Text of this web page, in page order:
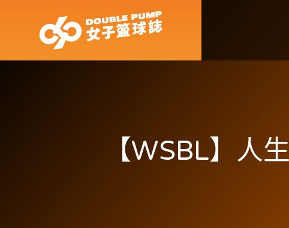
【WSBL】人